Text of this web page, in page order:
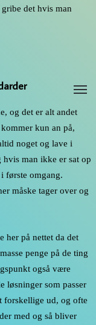
det hvis man
og det er alt andet
kun an på,
noget og lave i
hvis man ikke er sat op
første omgang.
måske tager over og
her på nettet da det
penge på de ting
også være
løsninger som passer
forskellige ud, og ofte
med og så bliver